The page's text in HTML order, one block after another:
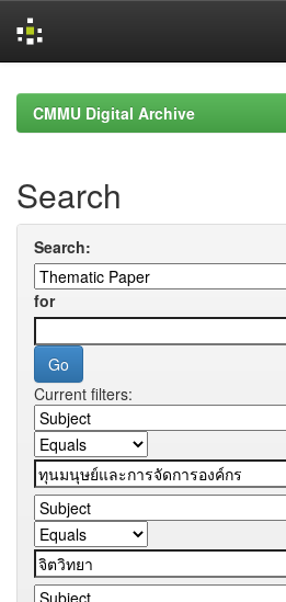
navigationCMMU Digital Archive
Search
Search:
for
Current filters: